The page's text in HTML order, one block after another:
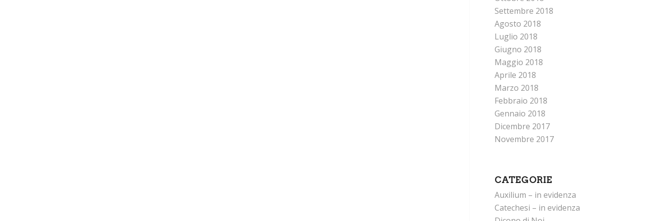
Settembre 2018
Agosto 2018
Luglio 2018
Giugno 2018
Maggio 2018
Aprile 2018
Marzo 2018
Febbraio 2018
Gennaio 2018
Dicembre 2017
Novembre 2017
CATEGORIE
Auxilium – in evidenza
Catechesi – in evidenza